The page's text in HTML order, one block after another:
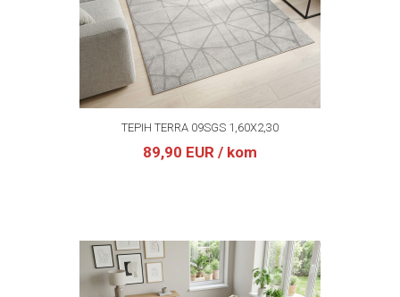
TEPIH TERRA 09SGS 1,60X2,30
89,90 EUR / kom